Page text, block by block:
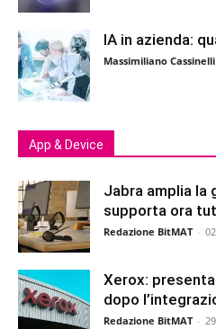
IA in azienda:
Massimiliano Cassinelli
App & Device
Jabra amplia la
supporta ora
Redazione BitMAT -
Xerox:
dopo
Redazione BitMAT -